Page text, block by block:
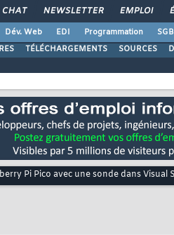
CHAT NEWSLETTER EMPLOI
Dév. Web EDI Programmation
TÉLÉCHARGEMENTS SOURCES
Pi Pico avec une sonde dans Visual